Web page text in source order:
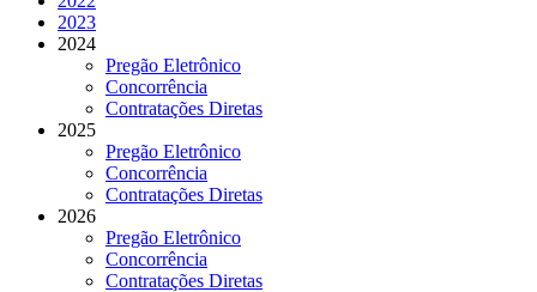
2023
2024
Pregão Eletrônico
Concorrência
Contratações Diretas
2025
Pregão Eletrônico
Concorrência
Contratações Diretas
2026
Pregão Eletrônico
Concorrência
Contratações Diretas